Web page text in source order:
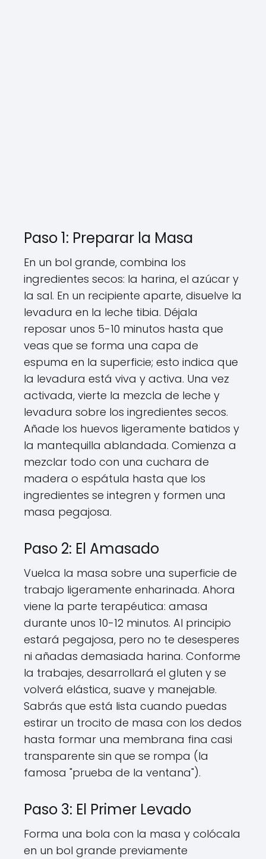
Paso 1: Preparar la Masa
En un bol grande, combina los
ingredientes secos: la harina, el azúcar y
la sal. En un recipiente aparte, disuelve la
levadura en la leche tibia. Déjala
reposar unos 5-10 minutos hasta que
veas que se forma una capa de
espuma en la superficie; esto indica que
la levadura está viva y activa. Una vez
activada, vierte la mezcla de leche y
levadura sobre los ingredientes secos.
Añade los huevos ligeramente batidos y
la mantequilla ablandada. Comienza a
mezclar todo con una cuchara de
madera o espátula hasta que los
ingredientes se integren y formen una
masa pegajosa.
Paso 2: El Amasado
Vuelca la masa sobre una superficie de
trabajo ligeramente enharinada. Ahora
viene la parte terapéutica: amasa
durante unos 10-12 minutos. Al principio
estará pegajosa, pero no te desesperes
ni añadas demasiada harina. Conforme
la trabajes, desarrollará el gluten y se
volverá elástica, suave y manejable.
Sabrás que está lista cuando puedas
estirar un trocito de masa con los dedos
hasta formar una membrana fina casi
transparente sin que se rompa (la
famosa "prueba de la ventana").
Paso 3: El Primer Levado
Forma una bola con la masa y colócala
en un bol grande previamente